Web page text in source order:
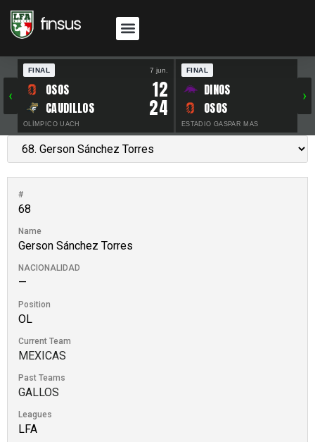
‹
FINAL 7 jun.
OSOS 12
CAUDILLOS 24
OLÍMPICO UACH
FINAL
DINOS
OSOS
ESTADIO GASPAR MAS
›
#
68
Name
Gerson Sánchez Torres
NACIONALIDAD
—
Position
OL
Current Team
MEXICAS
Past Teams
GALLOS
Leagues
LFA